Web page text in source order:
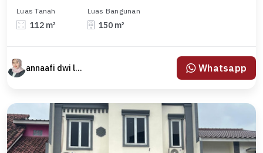
Luas Tanah
112 m²
Luas Bangunan
150 m²
annaafi dwi lestari Whatsapp